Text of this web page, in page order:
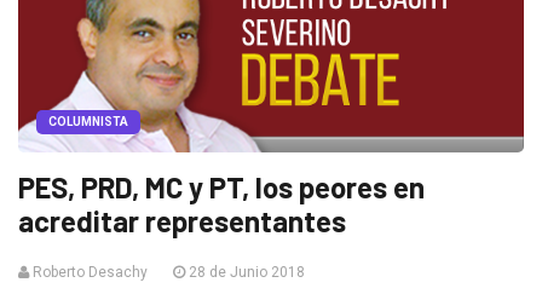
COLUMNISTA
PES, PRD, MC y PT, los peores en
acreditar representantes
Roberto Desachy 28 de Junio 2018